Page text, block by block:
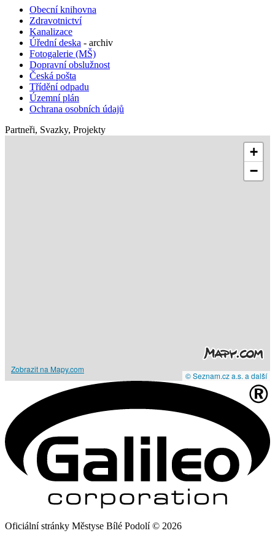
Obecní knihovna
Zdravotnictví
Kanalizace
Úřední deska - archiv
Fotogalerie (MŠ)
Dopravní obslužnost
Česká pošta
Třídění odpadu
Územní plán
Ochrana osobních údajů
Partneři, Svazky, Projekty
+
−
Zobrazit na Mapy.com
© Seznam.cz a.s. a další
Oficiální stránky Městyse Bílé Podolí © 2026